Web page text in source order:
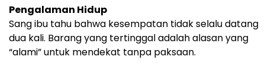
Pengalaman Hidup
Sang ibu tahu bahwa kesempatan tidak selalu datang
dua kali. Barang yang tertinggal adalah alasan yang
“alami” untuk mendekat tanpa paksaan.